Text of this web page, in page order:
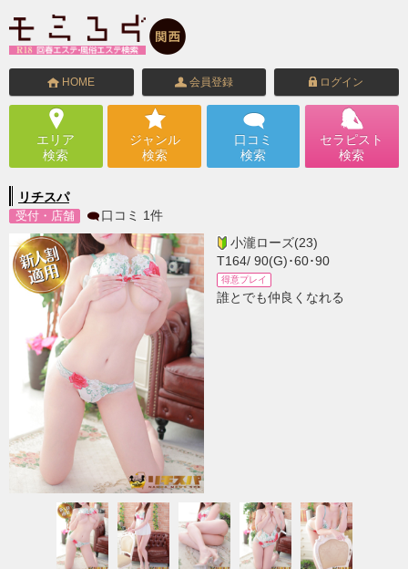
HOME 会員登録 ログイン
エリア
検索
ジャンル
検索
口コミ
検索
セラピスト
検索
リチスパ
受付・店舗 口コミ 1件
小瀧ローズ(23)
T164/ 90(G)･60･90
得意プレイ
誰とでも仲良くなれる